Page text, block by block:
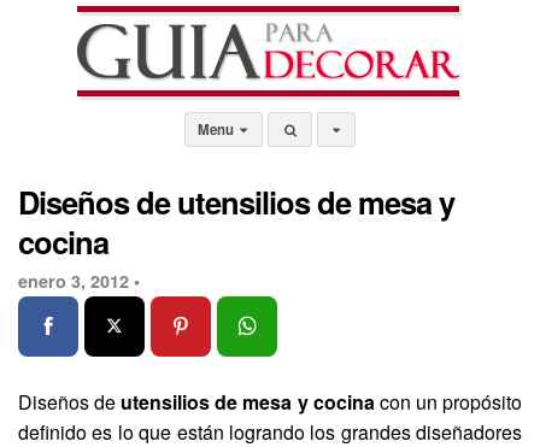
Menu
Diseños de utensilios de mesa y
cocina
enero 3, 2012 •
Diseños de utensilios de mesa y cocinacon un propósito
definido es lo que están logrando los grandes diseñadores